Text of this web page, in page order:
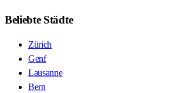
Beliebte Städte
Zürich
Genf
Lausanne
Bern